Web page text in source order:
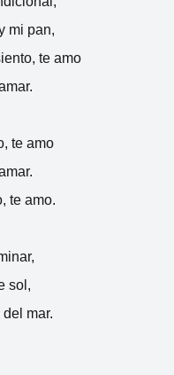
mi pan,
te amo
te amo
te amo.
sol,
mar.